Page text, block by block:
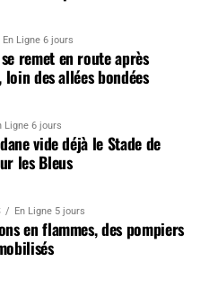
En Ligne 6 jours
remet en route après
loin des allées bondées
Ligne 6 jours
vide déjà le Stade de
les Bleus
En Ligne 5 jours
en flammes, des pompiers